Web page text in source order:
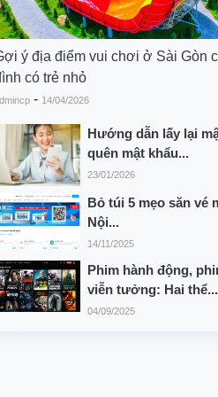
ý địa điểm vui chơi ở Sài Gòn
có trẻ nhỏ
- 14/04/2026
Hướng dẫn lấy lại
quên mật khẩu...
23/01/2026
Bỏ túi 5 mẹo săn vé
Nội...
14/11/2025
Phim hành động,
viễn tưởng: Hai thể...
04/09/2025